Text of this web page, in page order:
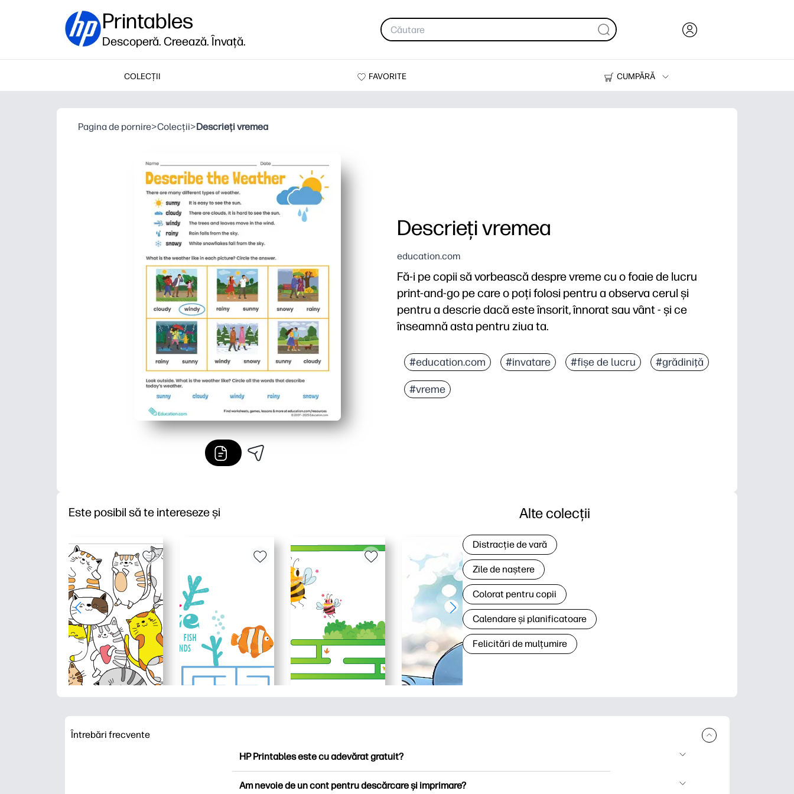
Printables
Descoperă. Creează. Învață.
COLECȚII FAVORITE
CUMPĂRĂ
Imprimante
Pagina de pornire>Colecții>Descrieți vremea
Descrieți vremea
education.com
Fă-i pe copii să vorbească despre vreme cu o foaie de lucru
print-and-go pe care o poți folosi pentru a observa cerul și
pentru a descrie dacă este însorit, înnorat sau vânt - și ce
înseamnă asta pentru ziua ta.
Print-and-go - pregătire zero pentru dimineți aglomerate, stații sau
Construiește vocabularul vremii și conexiunile științifice timpurii pe care le
Încurajează observarea, vorbirea și scrierea simplă pe măsură ce copiii
#education.com #invatare #fișe de lucru #grădiniţă
#vreme
Este posibil să te intereseze și Alte colecții
Distracție de vară
Zile de naștere
Colorat pentru copii
Calendare și planificatoare
Felicitări de mulțumire
Întrebări frecvente
HP Printables este cu adevărat gratuit?
Am nevoie de un cont pentru descărcare și imprimare?